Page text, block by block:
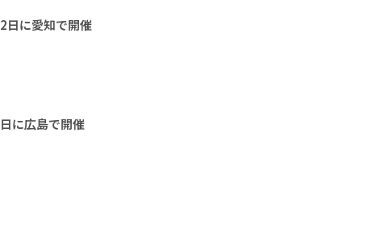
日に愛知で開催
に広島で開催